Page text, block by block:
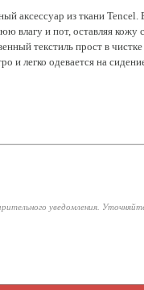
аксессуар из ткани Tencel.
влагу и пот, оставляя кожу
текстиль прост в
легко одевается на
уведомления.